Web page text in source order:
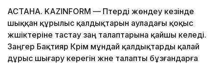
АСТАНА. KAZINFORM — Пәтерді жөндеу кезінде
шыққан құрылыс қалдықтарын ауладағы қоқыс
жәшіктеріне тастау заң талаптарына қайшы келеді.
Заңгер Бақтияр Кәрім мұндай қалдықтарды қалай
дұрыс шығару керегін және талапты бұзғандарға